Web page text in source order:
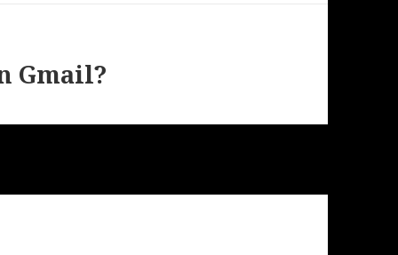
Gmail?